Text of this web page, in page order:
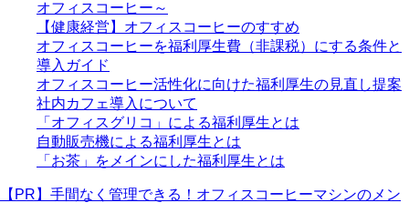
オフィスコーヒー～
【健康経営】オフィスコーヒーのすすめ
オフィスコーヒーを福利厚生費（非課税）にする条件と
導入ガイド
オフィスコーヒー活性化に向けた福利厚生の見直し提案
社内カフェ導入について
「オフィスグリコ」による福利厚生とは
自動販売機による福利厚生とは
「お茶」をメインにした福利厚生とは
【PR】手間なく管理できる！オフィスコーヒーマシンのメン